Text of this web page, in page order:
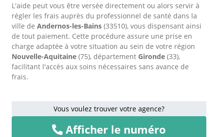
L'aide peut vous être versée directement ou alors servir à
régler les frais auprès du professionnel de santé dans la
ville de Andernos-les-Bains (33510), vous dispensant ainsi
de tout paiement. Cette procédure assure une prise en
charge adaptée à votre situation au sein de votre région
Nouvelle-Aquitaine (75), département Gironde (33),
facilitant l'accès aux soins nécessaires sans avance de
frais.
Vous voulez trouver votre agence?
Afficher le numéro